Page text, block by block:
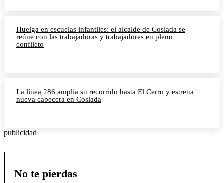
Huelga en escuelas infantiles: el alcalde de Coslada se
reúne con las trabajadoras y trabajadores en pleno
conflicto
La línea 286 amplía su recorrido hasta El Cerro y estrena
nueva cabecera en Coslada
publicidad
No te pierdas